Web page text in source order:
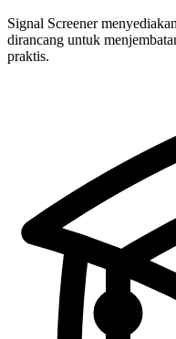
Signal Screener
dirancang untuk
praktis.